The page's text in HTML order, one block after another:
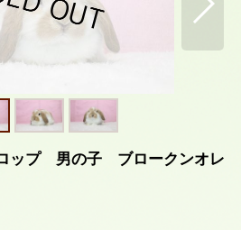
ロップ 男の子 ブロークンオレ